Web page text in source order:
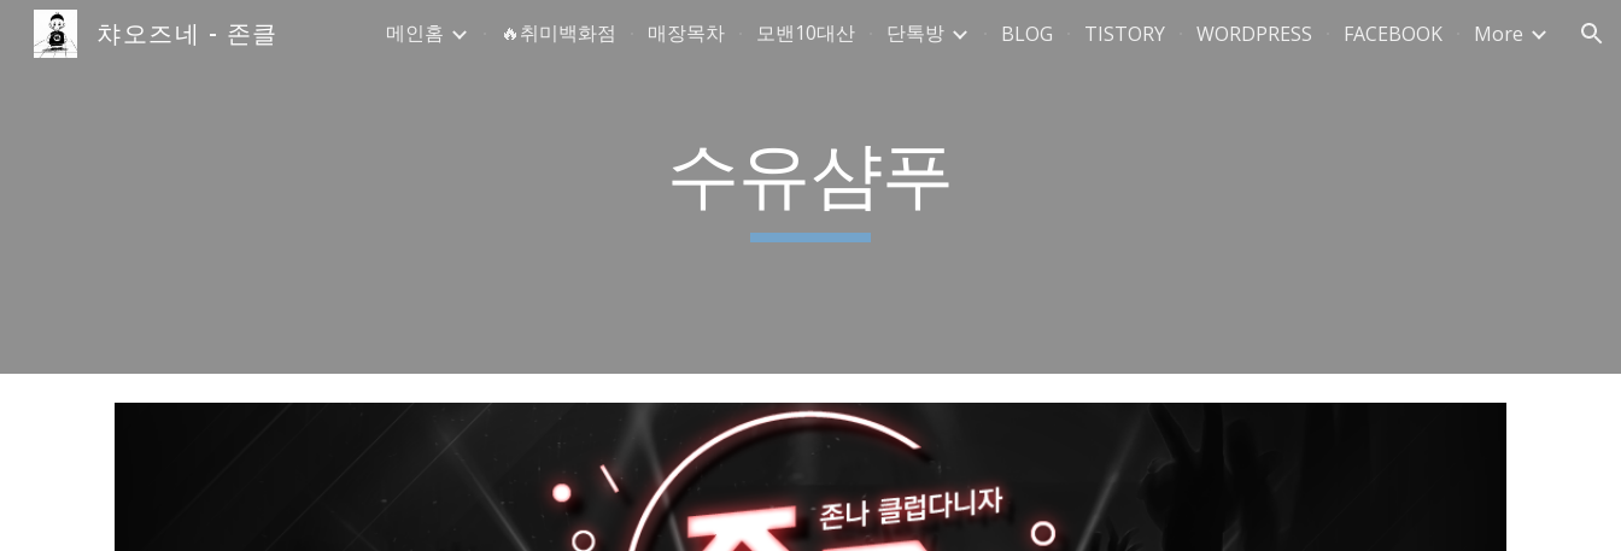
Skip to main content Skip to navigation
챠오즈네 - 존클 메인홈 🔥취미백화점 매장목차 모밴10대산 단톡방 BLOG TISTORY WORDPRESS FACEBOOK More
수유샴푸